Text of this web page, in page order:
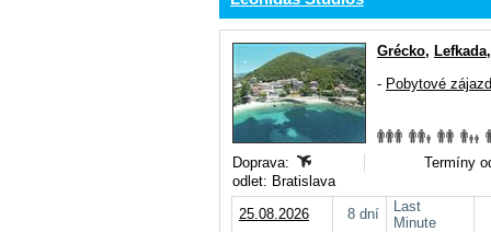
Grécko, Lefkada
- Pobytové
Doprava:
Termíny
odlet: Bratislava
25.08.2026
8 dní
Last
Minute